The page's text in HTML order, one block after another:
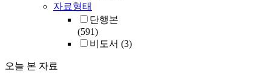
자료형태
단행본
(591)
비도서 (3)
오늘 본 자료